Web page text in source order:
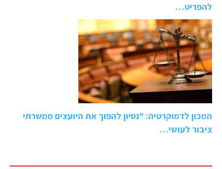
להפריט…
המכון לדמוקרטיה: "נסיון להפוך את היועצים ממשרתי
ציבור לעושי…